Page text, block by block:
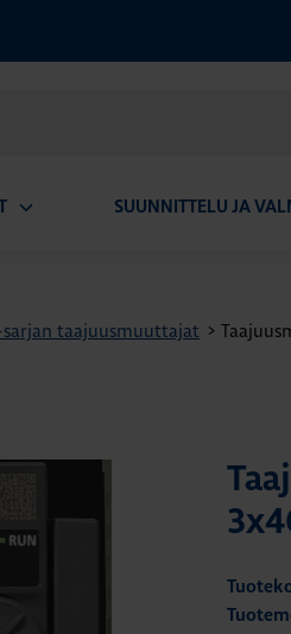
SUUNNITTELU JA
taajuusmuuttajat >